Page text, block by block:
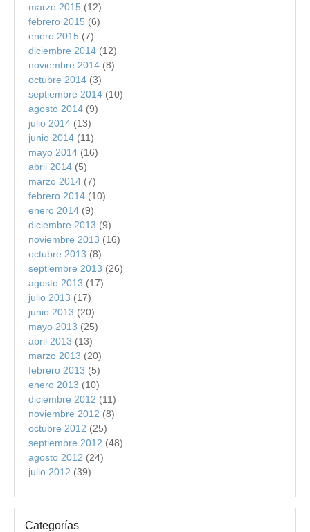
marzo 2015 (12)
febrero 2015 (6)
enero 2015 (7)
diciembre 2014 (12)
noviembre 2014 (8)
octubre 2014 (3)
septiembre 2014 (10)
agosto 2014 (9)
julio 2014 (13)
junio 2014 (11)
mayo 2014 (16)
abril 2014 (5)
marzo 2014 (7)
febrero 2014 (10)
enero 2014 (9)
diciembre 2013 (9)
noviembre 2013 (16)
octubre 2013 (8)
septiembre 2013 (26)
agosto 2013 (17)
julio 2013 (17)
junio 2013 (20)
mayo 2013 (25)
abril 2013 (13)
marzo 2013 (20)
febrero 2013 (5)
enero 2013 (10)
diciembre 2012 (11)
noviembre 2012 (8)
octubre 2012 (25)
septiembre 2012 (48)
agosto 2012 (24)
julio 2012 (39)
Categorías